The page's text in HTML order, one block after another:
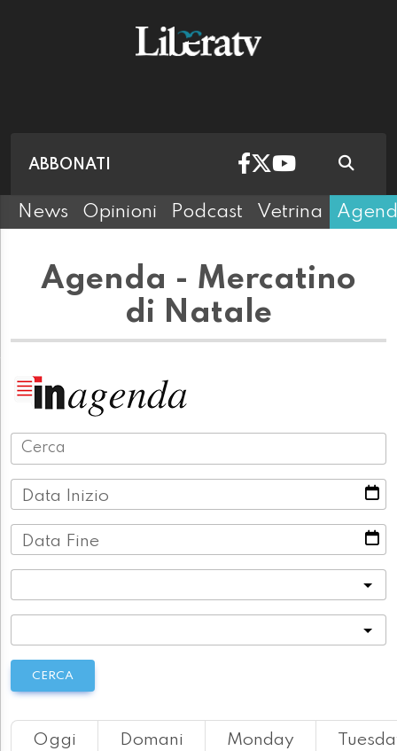
ABBONATI
News Opinioni Podcast Vetrina
Agenda - Mercatino
di Natale
Data Inizio
Data Fine
CERCA
Oggi Domani
Monday